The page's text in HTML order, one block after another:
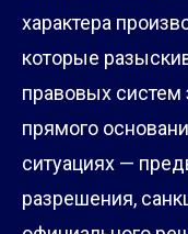
характера
которые
правовых систем
прямого
ситуациях —
разрешения,